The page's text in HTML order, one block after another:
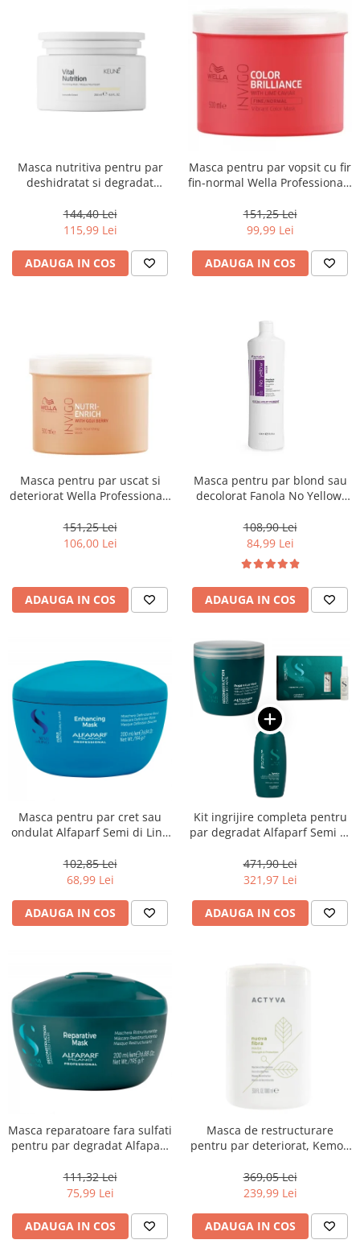
Masca nutritiva pentru par
deshidratat si degradat
Mask, 250 ml
144,40 Lei
115,99 Lei
ADAUGA IN COS
Masca pentru par vopsit cu fir
fin-normal Wella Professionals
151,25 Lei
99,99 Lei
ADAUGA IN COS
Masca pentru par uscat si
deteriorat Wella Professionals
151,25 Lei
106,00 Lei
ADAUGA IN COS
Masca pentru par blond sau
decolorat Fanola No Yellow,
108,90 Lei
84,99 Lei
ADAUGA IN COS
Masca pentru par cret sau
ondulat Alfaparf Semi di Lino
102,85 Lei
68,99 Lei
ADAUGA IN COS
Kit ingrijire completa pentru
par degradat Alfaparf Semi di
Reparative, Salon Size
471,90 Lei
321,97 Lei
ADAUGA IN COS
Masca reparatoare fara sulfati
pentru par degradat Alfaparf
Reconstruction, 200 ml
111,32 Lei
75,99 Lei
ADAUGA IN COS
Masca de restructurare
pentru par deteriorat, Kemon
369,05 Lei
239,99 Lei
ADAUGA IN COS